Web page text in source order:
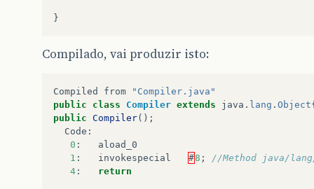
}
Compilado, vai produzir isto:
Compiled from
"Compiler.java"
public
class Compiler extends java . lang . Object
public Compiler();
Code :
0 :
aload_0
1 : invokespecial #8 ;
//Method java/
4 : return